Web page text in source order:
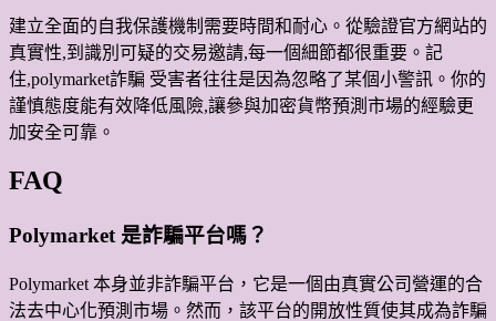
建立全面的自我保護機制需要時間和耐心。從驗證官方網站的
真實性,到識別可疑的交易邀請,每一個細節都很重要。記
住,polymarket詐騙 受害者往往是因為忽略了某個小警訊。你的
謹慎態度能有效降低風險,讓參與加密貨幣預測市場的經驗更
加安全可靠。
FAQ
Polymarket 是詐騙平台嗎？
Polymarket 本身並非詐騙平台，它是一個由真實公司營運的合
法去中心化預測市場。然而，該平台的開放性質使其成為詐騙